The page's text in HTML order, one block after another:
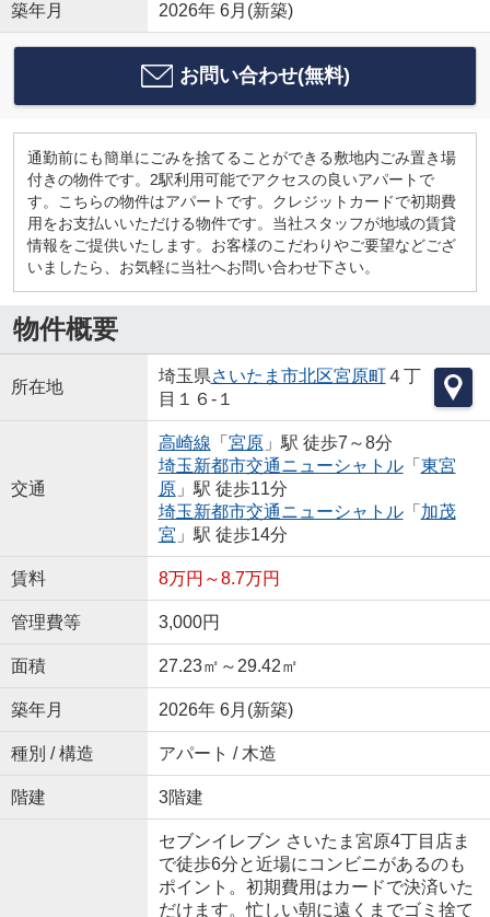
築年月 2026年 6月(新築)
お問い合わせ(無料)
通勤前にも簡単にごみを捨てることができる敷地内ごみ置き場
付きの物件です。2駅利用可能でアクセスの良いアパートで
す。こちらの物件はアパートです。クレジットカードで初期費
用をお支払いいただける物件です。当社スタッフが地域の賃貸
情報をご提供いたします。お客様のこだわりやご要望などござ
いましたら、お気軽に当社へお問い合わせ下さい。
物件概要
所在地
埼玉県さいたま市北区宮原町４丁
目１６-１
交通
高崎線 「 宮原」駅 徒歩7～8分
埼玉新都市交通ニューシャトル「 東宮
原」駅 徒歩11分
埼玉新都市交通ニューシャトル「 加茂
宮 」駅 徒歩14分
賃料 8万円～8.7万円
管理費等 3,000円
面積 27.23㎡～29.42㎡
築年月 2026年 6月(新築)
種別 / 構造 アパート / 木造
階建 3階建
セブンイレブン さいたま宮原4丁目店ま
で徒歩6分と近場にコンビニがあるのも
ポイント。初期費用はカードで決済いた
だけます。忙しい朝に遠くまでゴミ捨て